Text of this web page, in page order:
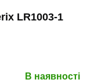
LR1003-1
В наявності